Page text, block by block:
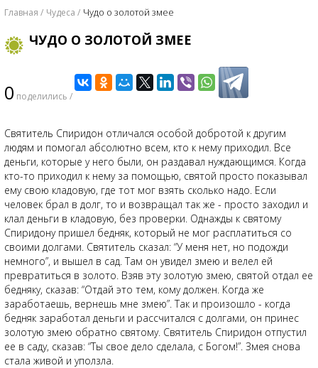
Главная Чудеса Чудо о золотой змее
ЧУДО О ЗОЛОТОЙ ЗМЕЕ
0 поделились /
Святитель Спиридон отличался особой добротой к другим
людям и помогал абсолютно всем, кто к нему приходил. Все
деньги, которые у него были, он раздавал нуждающимся. Когда
кто-то приходил к нему за помощью, святой просто показывал
ему свою кладовую, где тот мог взять сколько надо. Если
человек брал в долг, то и возвращал так же - просто заходил и
клал деньги в кладовую, без проверки. Однажды к святому
Спиридону пришел бедняк, который не мог расплатиться со
своими долгами. Святитель сказал: “У меня нет, но подожди
немного”, и вышел в сад. Там он увидел змею и велел ей
превратиться в золото. Взяв эту золотую змею, святой отдал ее
бедняку, сказав: “Отдай это тем, кому должен. Когда же
заработаешь, вернешь мне змею”. Так и произошло - когда
бедняк заработал деньги и рассчитался с долгами, он принес
золотую змею обратно святому. Святитель Спиридон отпустил
ее в саду, сказав: “Ты свое дело сделала, с Богом!”. Змея снова
стала живой и уползла.